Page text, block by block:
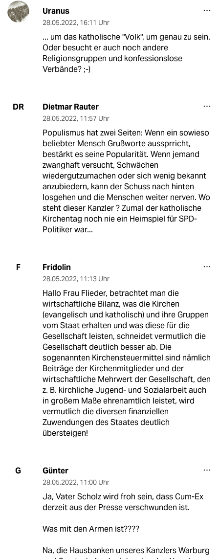
Uranus
28.05.2022, 16:11 Uhr
... um das katholische "Volk", um genau zu sein.
Oder besucht er auch noch andere
Religionsgruppen und konfessionslose
Verbände? ;-)
DR Dietmar Rauter
28.05.2022, 11:57 Uhr
Populismus hat zwei Seiten: Wenn ein sowieso
beliebter Mensch Grußworte aussprricht,
bestärkt es seine Popularität. Wenn jemand
zwanghaft versucht, Schwächen
wiedergutzumachen oder sich wenig bekannt
anzubiedern, kann der Schuss nach hinten
losgehen und die Menschen weiter nerven. Wo
steht dieser Kanzler ? Zumal der katholische
Kirchentag noch nie ein Heimspiel für SPD-
Politiker war...
F Fridolin
28.05.2022, 11:13 Uhr
Hallo Frau Flieder, betrachtet man die
wirtschaftliche Bilanz, was die Kirchen
(evangelisch und katholisch) und ihre Gruppen
vom Staat erhalten und was diese für die
Gesellschaft leisten, schneidet vermutlich die
Gesellschaft deutlich besser ab. Die
sogenannten Kirchensteuermittel sind nämlich
Beiträge der Kirchenmitglieder und der
wirtschaftliche Mehrwert der Gesellschaft, den
z. B. kirchliche Jugend- und Sozialarbeit auch
in großem Maße ehrenamtlich leistet, wird
vermutlich die diversen finanziellen
Zuwendungen des Staates deutlich
übersteigen!
G Günter
28.05.2022, 11:00 Uhr
Ja, Vater Scholz wird froh sein, dass Cum-Ex
derzeit aus der Presse verschwunden ist.
Was mit den Armen ist????
Na, die Hausbanken unseres Kanzlers Warburg